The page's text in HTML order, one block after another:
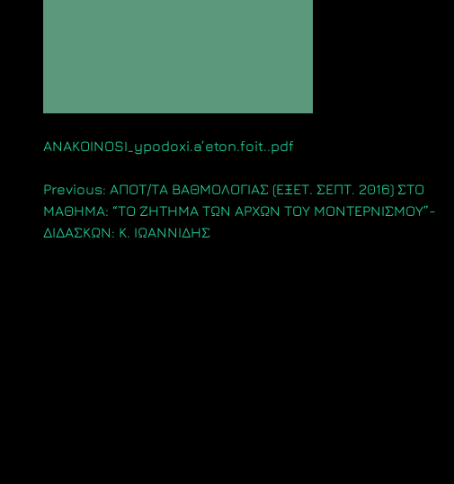
ANAKOINOSI_ypodoxi.a’eton.foit..pdf
Πλοήγηση
άρθρων
Previous: ΑΠΟΤ/ΤΑ ΒΑΘΜΟΛΟΓΙΑΣ (ΕΞΕΤ. ΣΕΠΤ. 2016) ΣΤΟ
ΜΑΘΗΜΑ: “ΤΟ ΖΗΤΗΜΑ ΤΩΝ ΑΡΧΩΝ ΤΟΥ ΜΟΝΤΕΡΝΙΣΜΟΥ”-
ΔΙΔΑΣΚΩΝ: Κ. ΙΩΑΝΝΙΔΗΣ